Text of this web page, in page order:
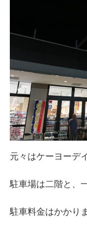
元々はケーヨーデ
駐車場は二階と、
駐車料金はかかり